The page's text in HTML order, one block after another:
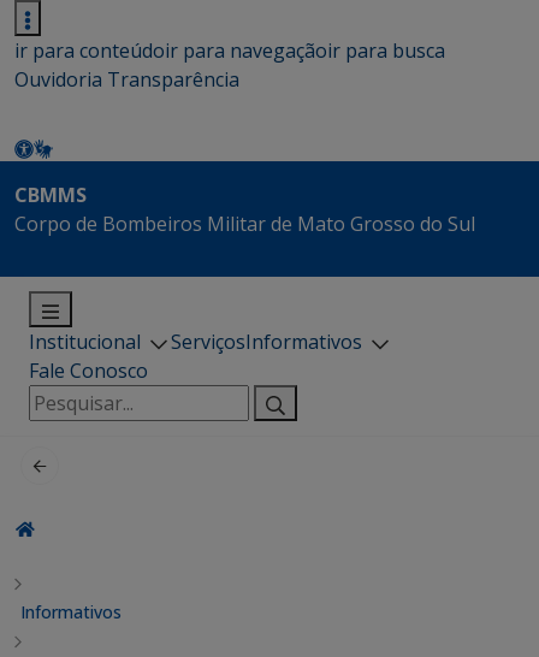
ir para conteúdoir para navegaçãoir para busca
Ouvidoria Transparência
CBMMS
Corpo de Bombeiros Militar de Mato Grosso do Sul
Institucional ServiçosInformativos
Fale Conosco
Pesquisar
por:
Informativos